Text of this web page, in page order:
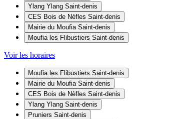
Ylang Ylang Saint-denis
CES Bois de Nèfles Saint-denis
Mairie du Moufia Saint-denis
Moufia les Flibustiers Saint-denis
Voir les horaires
Moufia les Flibustiers Saint-denis
Mairie du Moufia Saint-denis
CES Bois de Nèfles Saint-denis
Ylang Ylang Saint-denis
Pruniers Saint-denis